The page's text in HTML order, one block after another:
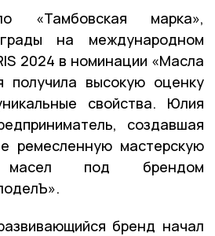
«Тамбовская марка»,
на международном
2024 в номинации «Масла
получила высокую оценку
свойства. Юлия
создавшая
ремесленную мастерскую
масел под брендом
бренд начал